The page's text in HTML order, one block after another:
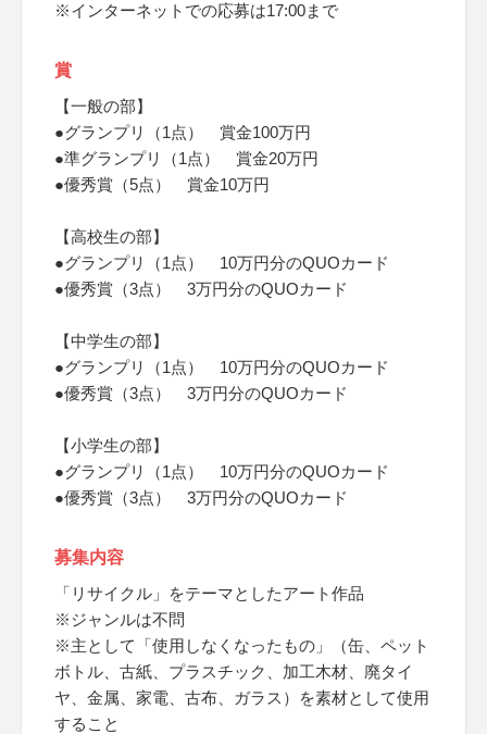
※インターネットでの応募は17:00まで
賞
【一般の部】
●グランプリ（1点） 賞金100万円
●準グランプリ（1点） 賞金20万円
●優秀賞（5点） 賞金10万円
【高校生の部】
●グランプリ（1点） 10万円分のQUOカード
●優秀賞（3点） 3万円分のQUOカード
【中学生の部】
●グランプリ（1点） 10万円分のQUOカード
●優秀賞（3点） 3万円分のQUOカード
【小学生の部】
●グランプリ（1点） 10万円分のQUOカード
●優秀賞（3点） 3万円分のQUOカード
募集内容
「リサイクル」をテーマとしたアート作品
※ジャンルは不問
※主として「使用しなくなったもの」（缶、ペット
ボトル、古紙、プラスチック、加工木材、廃タイ
ヤ、金属、家電、古布、ガラス）を素材として使用
すること